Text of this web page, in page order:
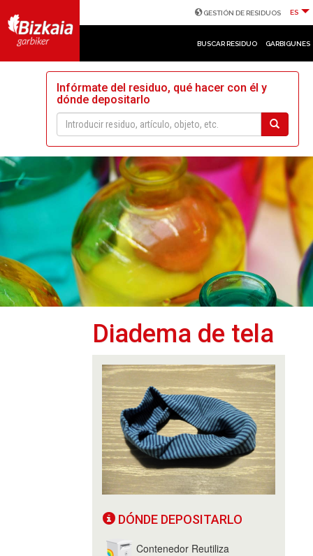
GESTIÓN DE RESIDUOS ES
BUSCAR RESIDUO GARBIGUNES
Infórmate del residuo, qué hacer con él y
dónde depositarlo
Diadema de tela
DÓNDE DEPOSITARLO
Contenedor Reutiliza